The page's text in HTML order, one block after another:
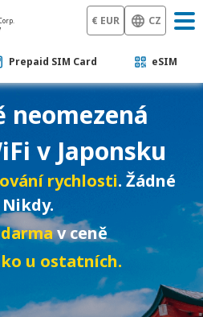
€ EUR CZ
Prepaid SIM Card eSIM
neomezená
v Japonsku
rychlosti. Žádné
v ceně
u ostatních.